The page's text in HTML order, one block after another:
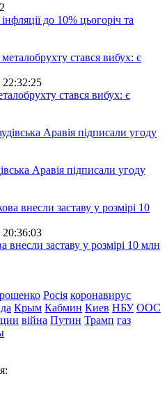
до 10% цьогоріч та
22:32:25
стався вибух: є
Аравія підписали угоду
20:36:03
внесли заставу у розмірі 10 млн
Росія коронавирус
Крым Кабмин Киев НБУ ООС
війна Путин Трамп газ